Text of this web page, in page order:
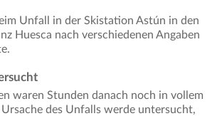
Unfall in der Skistation Astún in den
Huesca nach verschiedenen Angaben
waren Stunden danach noch in vollem
Ursache des Unfalls werde untersucht,